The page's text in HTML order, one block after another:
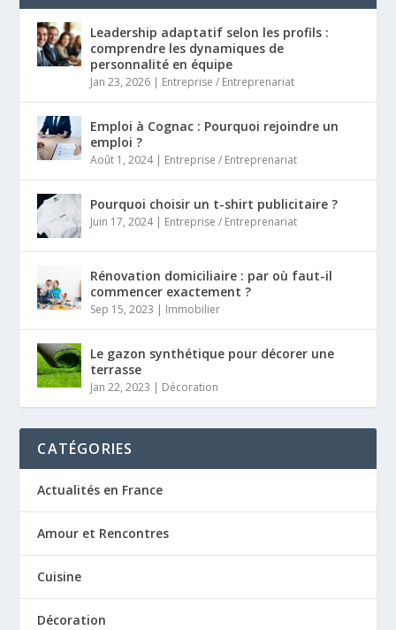
Leadership adaptatif selon les profils :
comprendre les dynamiques de
personnalité en équipe
Jan 23, 2026 | Entreprise / Entreprenariat
Emploi à Cognac : Pourquoi rejoindre un
emploi ?
Août 1, 2024| Entreprise / Entreprenariat
Pourquoi choisir un t-shirt publicitaire ?
Juin 17, 2024| Entreprise / Entreprenariat
Rénovation domiciliaire : par où faut-il
commencer exactement ?
Sep 15, 2023 | Immobilier
Le gazon synthétique pour décorer une
terrasse
Jan 22, 2023 | Décoration
CATÉGORIES
Actualités en France
Amour et Rencontres
Cuisine
Décoration